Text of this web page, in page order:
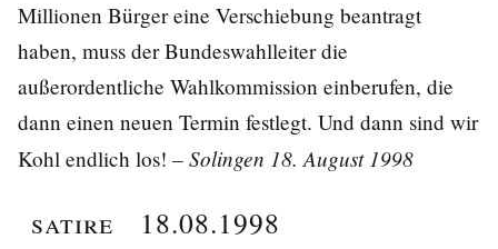
Millionen Bürger eine Verschiebung beantragt
haben, muss der Bundeswahlleiter die
außerordentliche Wahlkommission einberufen, die
dann einen neuen Termin festlegt. Und dann sind wir
Kohl endlich los! – Solingen 18. August 1998
Satire 18.08.1998